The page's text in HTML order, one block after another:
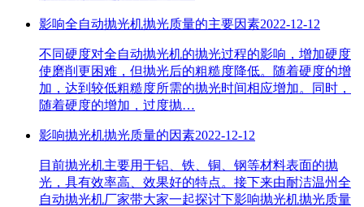
影响全自动抛光机抛光质量的主要因素2022-12-12
不同硬度对全自动抛光机的抛光过程的影响，增加硬度
使磨削更困难，但抛光后的粗糙度降低。随着硬度的增
加，达到较低粗糙度所需的抛光时间相应增加。同时，
随着硬度的增加，过度抛…
影响抛光机抛光质量的因素2022-12-12
目前抛光机主要用于铝、铁、铜、钢等材料表面的抛
光，具有效率高、效果好的特点。接下来由耐洁温州全
自动抛光机厂家带大家一起探讨下影响抛光机抛光质量